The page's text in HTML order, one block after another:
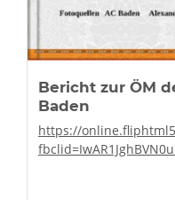
Bericht zur ÖM
Baden
https://